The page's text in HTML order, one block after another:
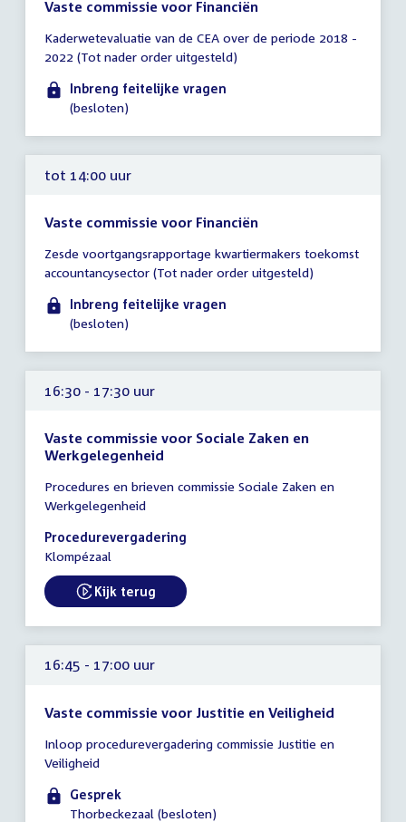
Vaste commissie voor Financiën
vergadering
tot
14:00
uur
Kaderwetevaluatie van de CEA over de periode 2018 -
2022 (Tot nader order uitgesteld)
Inbreng feitelijke vragen
(besloten)
tot 14:00 uur
Vaste commissie voor Financiën
vergadering
tot
14:00
uur
Zesde voortgangsrapportage kwartiermakers toekomst
accountancysector (Tot nader order uitgesteld)
Inbreng feitelijke vragen
(besloten)
16:30 - 17:30 uur
Vaste commissie voor Sociale Zaken en
Werkgelegenheid
vergadering
16:30
-
17:30
Procedures en brieven commissie Sociale Zaken en
Werkgelegenheid
Procedurevergadering
Klompézaal
External link:
Kijk terug
16:45 - 17:00 uur
Vaste commissie voor Justitie en Veiligheid
vergadering
16:45
17:00
Inloop procedurevergadering commissie Justitie en
Veiligheid
Gesprek
Thorbeckezaal (besloten)